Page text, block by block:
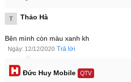
Mặt lưng của iPhone 11 64GB hàng
T Thảo Hà
Bên mình còn màu xanh kh
Ngày: 12/12/2020 Trả lời
Đức Huy Mobile QTV